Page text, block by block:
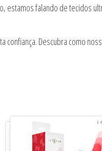
estamos falando de tecidos
confiança. Descubra como